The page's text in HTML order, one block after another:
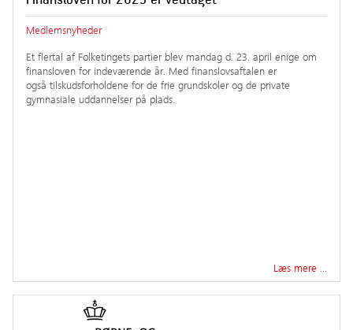
Medlemsnyheder
Et flertal af Folketingets partier blev mandag d. 23. april enige om
finansloven for indeværende år. Med finanslovsaftalen er
også tilskudsforholdene for de frie grundskoler og de private
gymnasiale uddannelser på plads.
Læs mere …